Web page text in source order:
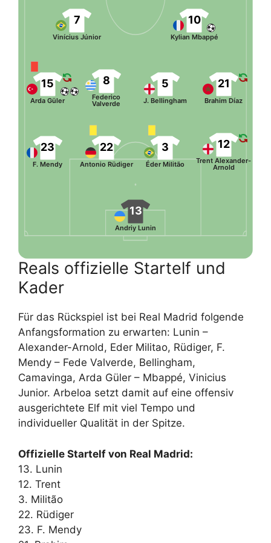
13
Andriy Lunin
23
F. Mendy
22
Antonio Rüdiger
3
Éder Militão
12
Trent Alexander-
Arnold
15
Arda Güler
8
Federico
Valverde
5
J. Bellingham
21
Brahim Díaz
7
Vinícius Júnior
10
Kylian Mbappé
Reals offizielle Startelf und
Kader
Für das Rückspiel ist bei Real Madrid folgende
Anfangsformation zu erwarten: Lunin –
Alexander-Arnold, Eder Militao, Rüdiger, F.
Mendy – Fede Valverde, Bellingham,
Camavinga, Arda Güler – Mbappé, Vinicius
Junior. Arbeloa setzt damit auf eine offensiv
ausgerichtete Elf mit viel Tempo und
individueller Qualität in der Spitze.
Offizielle Startelf von Real Madrid:
13. Lunin
12. Trent
3. Militão
22. Rüdiger
23. F. Mendy